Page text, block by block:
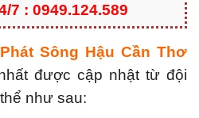
7 : 0949.124.589
Sông Hậu Cần Thơ
được cập nhật từ đội
như sau: